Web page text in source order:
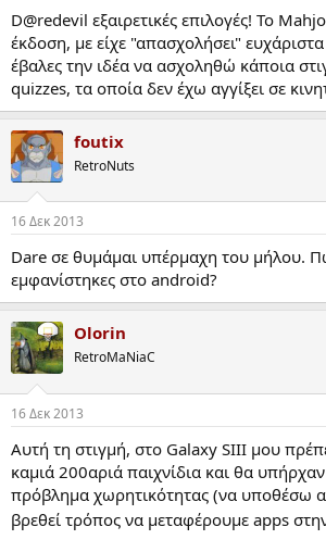
D@redevil εξαιρετικές επιλογές! Το
έκδοση, με είχε "απασχολήσει"
έβαλες την ιδέα να ασχοληθώ κάποια
quizzes, τα οποία δεν έχω αγγίξει σε
foutix
RetroNuts
16 Δεκ 2013
Dare σε θυμάμαι υπέρμαχη του μήλου.
εμφανίστηκες στο android?
Olorin
RetroMaNiaC
16 Δεκ 2013
Αυτή τη στιγμή, στο Galaxy SIII μου
καμιά 200αριά παιχνίδια και θα
πρόβλημα χωρητικότητας (να υποθέσω
βρεθεί τρόπος να μεταφέρουμε apps